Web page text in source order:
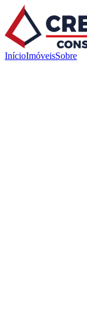
InícioImóveisSobre